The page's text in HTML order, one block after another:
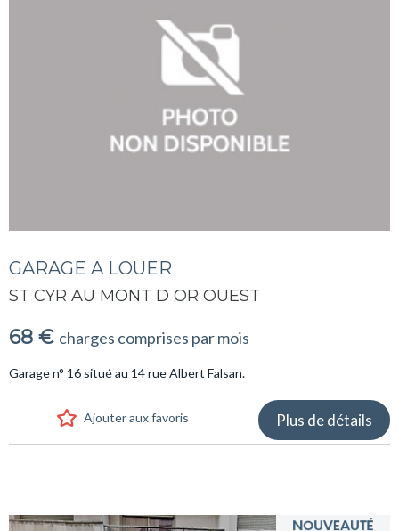
GARAGE A LOUER
ST CYR AU MONT D OR OUEST
68 € charges comprises par mois
Garage n° 16 situé au 14 rue Albert Falsan.
Ajouter aux favoris Plus de détails